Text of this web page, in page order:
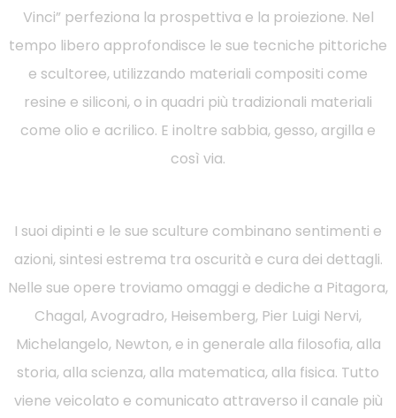
Vinci” perfeziona la prospettiva e la proiezione. Nel
tempo libero approfondisce le sue tecniche pittoriche
e scultoree, utilizzando materiali compositi come
resine e siliconi, o in quadri più tradizionali materiali
come olio e acrilico. E inoltre sabbia, gesso, argilla e
così via.
I suoi dipinti e le sue sculture combinano sentimenti e
azioni, sintesi estrema tra oscurità e cura dei dettagli.
Nelle sue opere troviamo omaggi e dediche a Pitagora,
Chagal, Avogradro, Heisemberg, Pier Luigi Nervi,
Michelangelo, Newton, e in generale alla filosofia, alla
storia, alla scienza, alla matematica, alla fisica. Tutto
viene veicolato e comunicato attraverso il canale più